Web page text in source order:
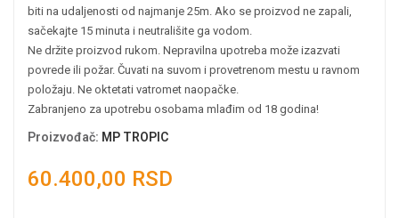
biti na udaljenosti od najmanje 25m. Ako se proizvod ne zapali,
sačekajte 15 minuta i neutrališite ga vodom.
Ne držite proizvod rukom. Nepravilna upotreba može izazvati
povrede ili požar. Čuvati na suvom i provetrenom mestu u ravnom
položaju. Ne oktetati vatromet naopačke.
Zabranjeno za upotrebu osobama mlađim od 18 godina!
Proizvođač: MP TROPIC
60.400,00 RSD